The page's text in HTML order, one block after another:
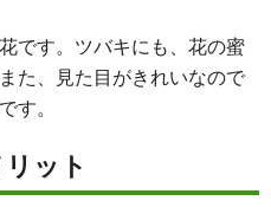
です。ツバキにも、花の蜜
た、見た目がきれいなので
す。
ット